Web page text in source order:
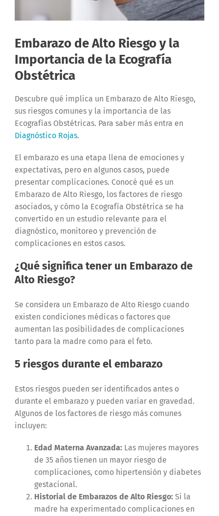
Embarazo de Alto Riesgo y la
Importancia de la Ecografía
Obstétrica
Descubre qué implica un Embarazo de Alto Riesgo,
sus riesgos comunes y la importancia de las
Ecografías Obstétricas. Para saber más entra en
Diagnóstico Rojas.
El embarazo es una etapa llena de emociones y
expectativas, pero en algunos casos, puede
presentar complicaciones. Conocé qué es un
Embarazo de Alto Riesgo, los factores de riesgo
asociados, y cómo la Ecografía Obstétrica se ha
convertido en un estudio relevante para el
diagnóstico, monitoreo y prevención de
complicaciones en estos casos.
¿Qué significa tener un Embarazo de
Alto Riesgo?
Se considera un Embarazo de Alto Riesgo cuando
existen condiciones médicas o factores que
aumentan las posibilidades de complicaciones
tanto para la madre como para el feto.
5 riesgos durante el embarazo
Estos riesgos pueden ser identificados antes o
durante el embarazo y pueden variar en gravedad.
Algunos de los factores de riesgo más comunes
incluyen:
Edad Materna Avanzada:Las mujeres mayores
de 35 años tienen un mayor riesgo de
complicaciones, como hipertensión y diabetes
gestacional.
Historial de Embarazos de Alto Riesgo:Si la
madre ha experimentado complicaciones en